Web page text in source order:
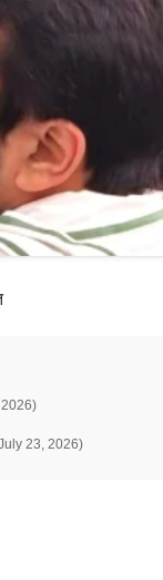
23, 2026)